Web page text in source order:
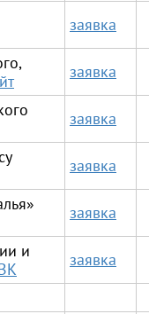
заявка
заявка
заявка
заявка
заявка
и
заявка